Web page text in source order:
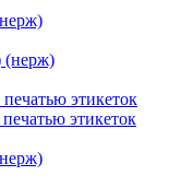
(нерж)
этикеток
этикеток